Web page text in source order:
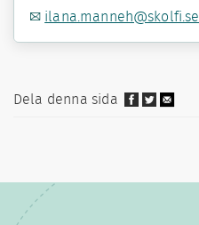
ilana.manneh@skolfi.se
Dela denna sida